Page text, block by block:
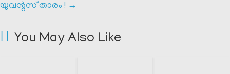
യുവന്റസ് താരം ! →
You May Also Like